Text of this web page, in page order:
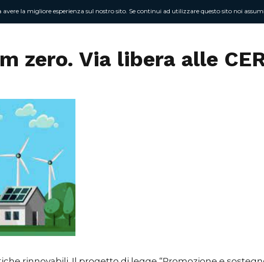
Chi
zero. Via libera alle
avere la migliore esperienza sul nostro sito. Se continui ad utilizzare questo sito noi